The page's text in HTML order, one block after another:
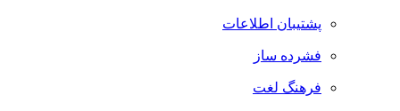
پشتیبان اطلاعات
فشرده ساز
فرهنگ لغت